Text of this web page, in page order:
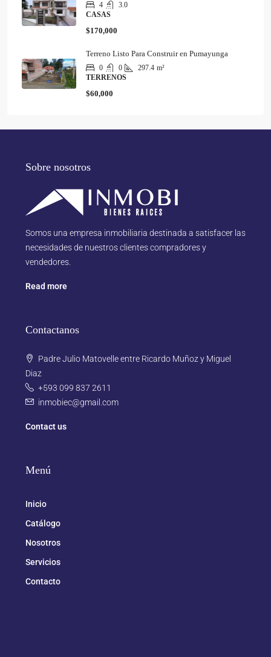
4
3.0
CASAS
$170,000
Terreno Listo Para Construir en Pumayunga
0 0 297.4 m²
TERRENOS
$60,000
Sobre nosotros
Somos una empresa inmobiliaria destinada a satisfacer las
necesidades de nuestros clientes compradores y
vendedores.
Read more
Contactanos
Padre Julio Matovelle entre Ricardo Muñoz y Miguel
Diaz
+593 099 837 2611
inmobiec@gmail.com
Contact us
Menú
Inicio
Catálogo
Nosotros
Servicios
Contacto